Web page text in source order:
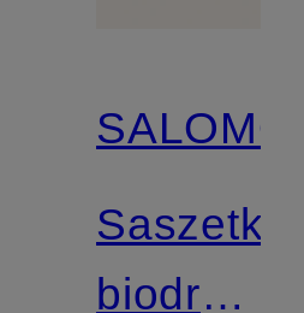
SALOMON
Saszetka
biodrówka